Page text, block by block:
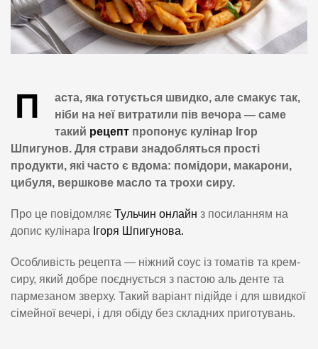
П
аста, яка готується швидко, але смакує так,
ніби на неї витратили пів вечора — саме
такий рецепт пропонує кулінар Ігор
Шпигунов. Для страви знадобляться прості
продукти, які часто є вдома: помідори, макарони,
цибуля, вершкове масло та трохи сиру.
Про це повідомляє Тульчин онлайн з посиланням на
допис кулінара Ігоря Шпигунова.
Особливість рецепта — ніжний соус із томатів та крем-
сиру, який добре поєднується з пастою аль денте та
пармезаном зверху. Такий варіант підійде і для швидкої
сімейної вечері, і для обіду без складних приготувань.